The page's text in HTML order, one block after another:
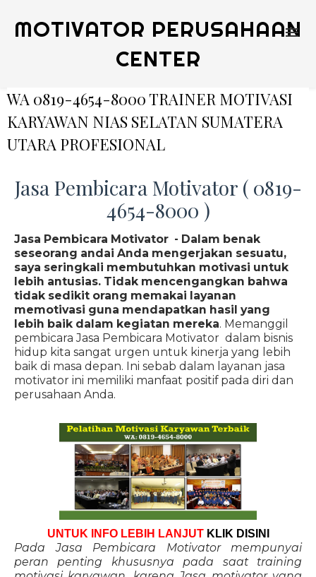
MOTIVATOR PERUSAHAAN
CENTER
WA 0819-4654-8000 TRAINER MOTIVASI
KARYAWAN NIAS SELATAN SUMATERA
UTARA PROFESIONAL
Jasa Pembicara Motivator ( 0819-
4654-8000 )
Jasa Pembicara Motivator - Dalam benak
seseorang andai Anda mengerjakan sesuatu,
saya seringkali membutuhkan motivasi untuk
lebih antusias. Tidak mencengangkan bahwa
tidak sedikit orang memakai layanan
memotivasi guna mendapatkan hasil yang
lebih baik dalam kegiatan mereka. Memanggil
pembicara Jasa Pembicara Motivator dalam bisnis
hidup kita sangat urgen untuk kinerja yang lebih
baik di masa depan. Ini sebab dalam layanan jasa
motivator ini memiliki manfaat positif pada diri dan
perusahaan Anda.
UNTUK INFO LEBIH LANJUT KLIK DISINI
Pada Jasa Pembicara Motivator mempunyai
peran penting khususnya pada saat training